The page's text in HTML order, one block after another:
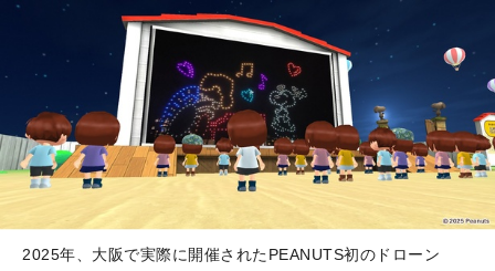
2025年、大阪で実際に開催されたPEANUTS初のドローン